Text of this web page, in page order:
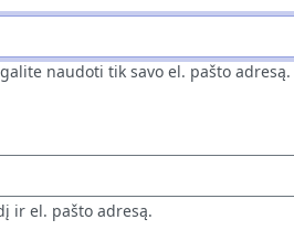
naudoti tik savo el. pašto adresą.
ir el. pašto adresą.